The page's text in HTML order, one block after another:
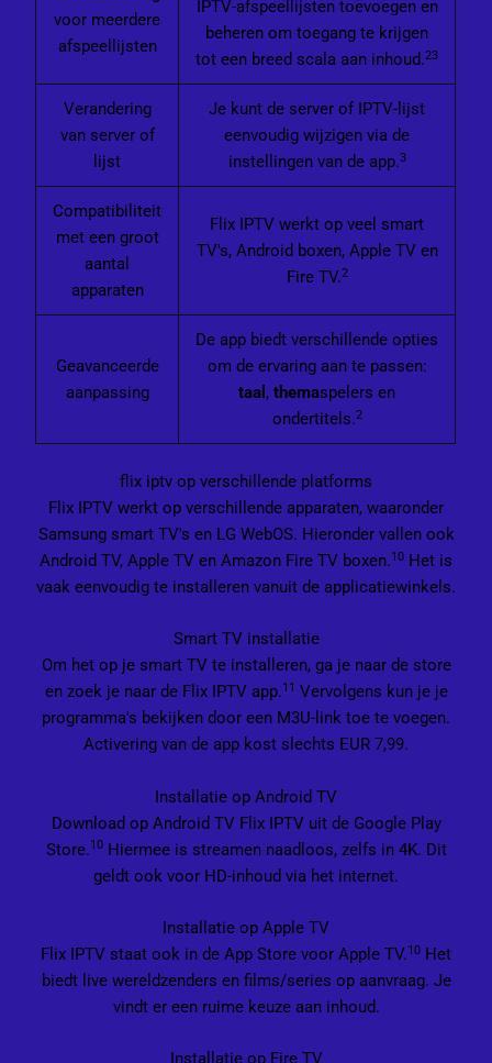
voor meerdere
afspeellijsten
IPTV-afspeellijsten toevoegen en
beheren om toegang te krijgen
tot een breed scala aan inhoud.23
Verandering
van server of
lijst
Je kunt de server of IPTV-lijst
eenvoudig wijzigen via de
instellingen van de app.3
Compatibiliteit
met een groot
aantal
apparaten
Flix IPTV werkt op veel smart
TV's, Android boxen, Apple TV en
Fire TV.2
Geavanceerde
aanpassing
De app biedt verschillende opties
om de ervaring aan te passen:
taal ,themaspelers en
ondertitels.2
flix iptv op verschillende platforms
Flix IPTV werkt op verschillende apparaten, waaronder
Samsung smart TV's en LG WebOS. Hieronder vallen ook
Android TV, Apple TV en Amazon Fire TV boxen.10 Het is
vaak eenvoudig te installeren vanuit de applicatiewinkels.
Smart TV installatie
Om het op je smart TV te installeren, ga je naar de store
en zoek je naar de Flix IPTV app.11 Vervolgens kun je je
programma's bekijken door een M3U-link toe te voegen.
Activering van de app kost slechts EUR 7,99.
Installatie op Android TV
Download op Android TV Flix IPTV uit de Google Play
Store.10Hiermee is streamen naadloos, zelfs in 4K. Dit
geldt ook voor HD-inhoud via het internet.
Installatie op Apple TV
Flix IPTV staat ook in de App Store voor Apple TV.10 Het
biedt live wereldzenders en films/series op aanvraag. Je
vindt er een ruime keuze aan inhoud.
Installatie op Fire TV